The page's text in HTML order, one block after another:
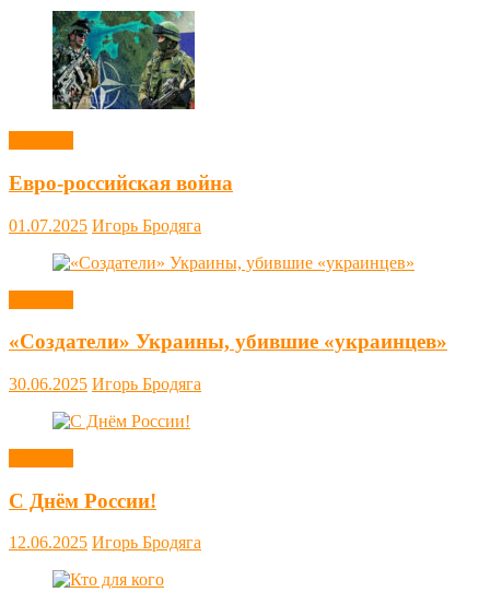
Евро-российская война
01.07.2025 Игорь Бродяга
«Создатели» Украины, убившие «украинцев»
30.06.2025 Игорь Бродяга
С Днём России!
12.06.2025 Игорь Бродяга